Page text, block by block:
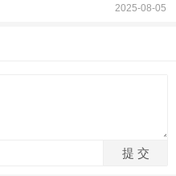
2025-08-05